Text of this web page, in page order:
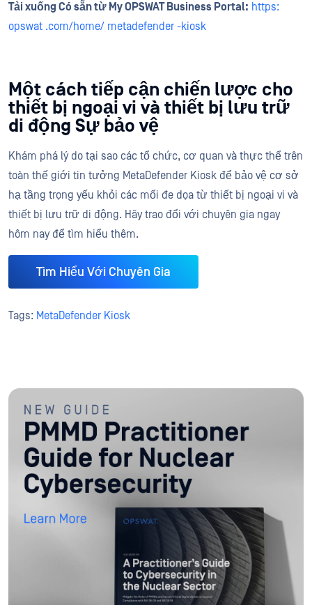
Tải xuống Có sẵn từ My OPSWAT Business Portal: https:
opswat .com/home/ metadefender -kiosk
Một cách tiếp cận chiến lược cho
thiết bị ngoại vi và thiết bị lưu trữ
di động Sự bảo vệ
Khám phá lý do tại sao các tổ chức, cơ quan và thực thể trên
toàn thế giới tin tưởng MetaDefender Kiosk để bảo vệ cơ sở
hạ tầng trọng yếu khỏi các mối đe dọa từ thiết bị ngoại vi và
thiết bị lưu trữ di động. Hãy trao đổi với chuyên gia ngay
hôm nay để tìm hiểu thêm.
Tìm Hiểu Với Chuyên Gia
Tags: MetaDefender Kiosk